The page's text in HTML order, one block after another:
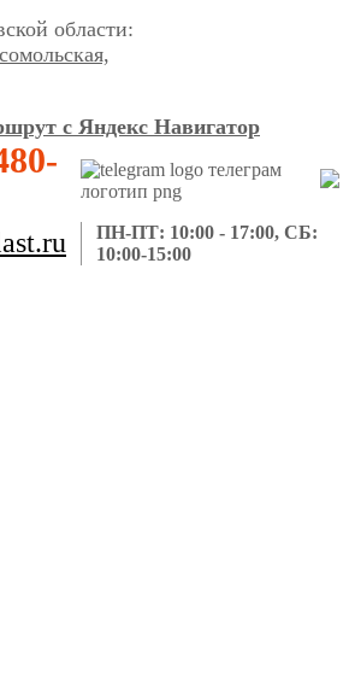
области:
с Яндекс Навигатор
ПН-ПТ: 10:00 - 17:00, СБ:
10:00-15:00